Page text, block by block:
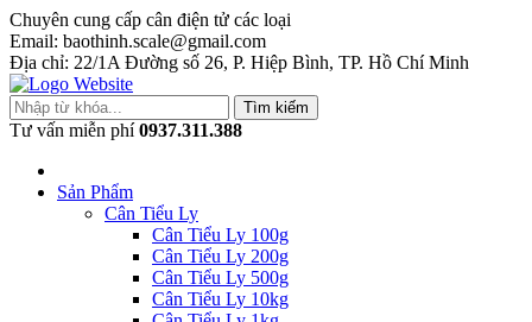
Chuyên cung cấp cân điện tử các loại
Email: baothinh.scale@gmail.com
Địa chỉ: 22/1A Đường số 26, P. Hiệp Bình, TP. Hồ Chí Minh
Tìm kiếm
Tư vấn miễn phí 0937.311.388
Sản Phẩm
Cân Tiểu Ly
Cân Tiểu Ly 100g
Cân Tiểu Ly 200g
Cân Tiểu Ly 500g
Cân Tiểu Ly 10kg